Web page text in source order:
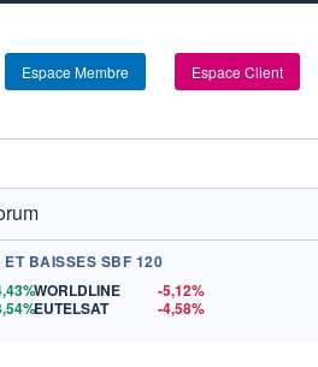
Espace Membre Espace Client
BAISSES SBF 120
WORLDLINE
-5,12%
EUTELSAT
-4,58%